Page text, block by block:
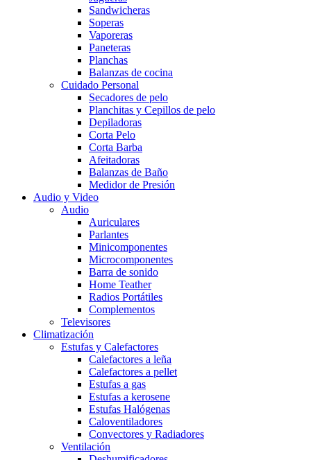
Sandwicheras
Soperas
Vaporeras
Paneteras
Planchas
Balanzas de cocina
Cuidado Personal
Secadores de pelo
Planchitas y Cepillos de pelo
Depiladoras
Corta Pelo
Corta Barba
Afeitadoras
Balanzas de Baño
Medidor de Presión
Audio y Video
Audio
Auriculares
Parlantes
Minicomponentes
Microcomponentes
Barra de sonido
Home Teather
Radios Portátiles
Complementos
Televisores
Climatización
Estufas y Calefactores
Calefactores a leña
Calefactores a pellet
Estufas a gas
Estufas a kerosene
Estufas Halógenas
Caloventiladores
Convectores y Radiadores
Ventilación